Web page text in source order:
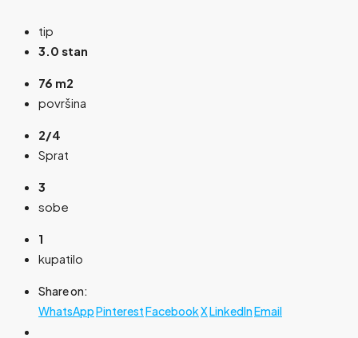
tip
3.0 stan
76 m2
površina
2/4
Sprat
3
sobe
1
kupatilo
Share on:
WhatsAppPinterestFacebookXLinkedInEmail